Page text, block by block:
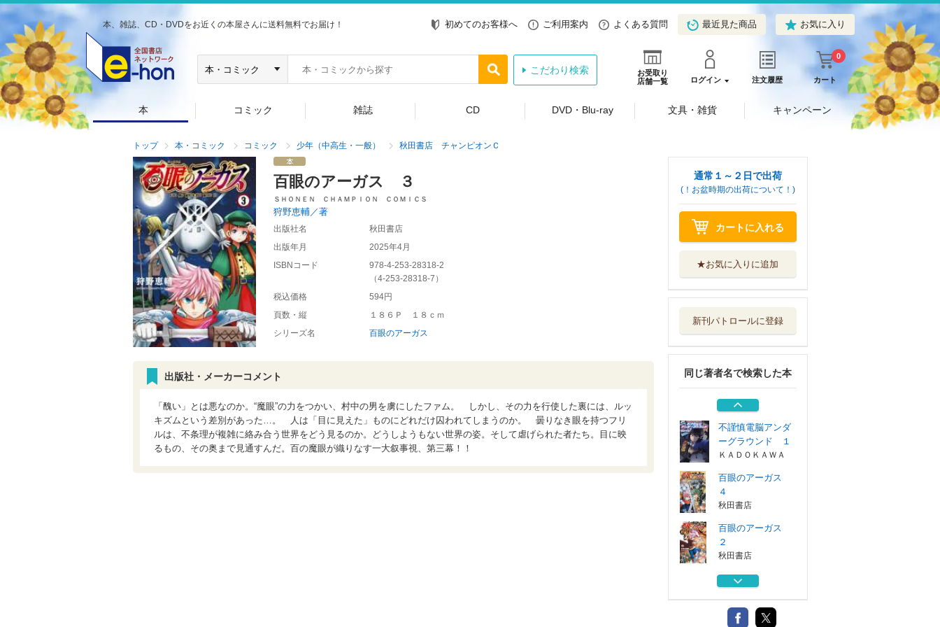
本、雑誌、CD・DVDをお近くの本屋さんに送料無料でお届け！ 初めてのお客様へ ご利用案内 よくある質問 最近見た商品 お気に入り
お受取り
店舗一覧
ログイン 注文履歴 カート
0
こだわり検索
本 コミック 雑誌 CD DVD・Blu-ray 文具・雑貨 キャンペーン
トップ 本・コミック コミック 少年（中高生・一般） 秋田書店 チャンピオンＣ
百眼のアーガス ３
ＳＨＯＮＥＮ ＣＨＡＭＰＩＯＮ ＣＯＭＩＣＳ
狩野恵輔／著
出版社名
秋田書店
出版年月
2025年4月
ISBNコード
978-4-253-28318-2
（4-253-28318-7 ）
税込価格
594円
頁数・縦
１８６Ｐ １８ｃｍ
シリーズ名
百眼のアーガス
出版社・メーカーコメント
「醜い」とは悪なのか。“魔眼”の力をつかい、村中の男を虜にしたファム。 しかし、その力を行使した裏には、ルッ
キズムという差別があった…。 人は「目に見えた」ものにどれだけ囚われてしまうのか。 曇りなき眼を持つフリ
ルは、不条理が複雑に絡み合う世界をどう見るのか。どうしようもない世界の姿。そして虐げられた者たち。目に映
るもの、その奥まで見通すんだ。百の魔眼が織りなす一大叙事視、第三幕！！
通常１～２日で出荷
(！お盆時期の出荷について！)
カートに入れる
★お気に入りに追加
新刊パトロールに登録
同じ著者名で検索した本
百眼のアーガス
４
百眼のアーガス
秋田書店
百眼のアーガス
１
秋田書店
不謹慎電脳アンダ
ーグラウンド １
ＫＡＤＯＫＡＷＡ
百眼のアーガス
４
秋田書店
百眼のアーガス
２
秋田書店
百眼のアーガス
秋田書店